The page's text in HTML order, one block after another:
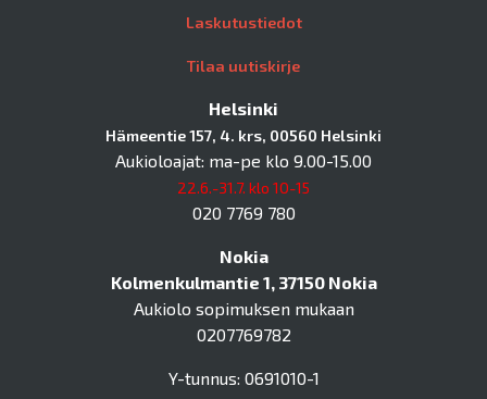
Laskutustiedot
Tilaa uutiskirje
Helsinki
Hämeentie 157, 4. krs, 00560 Helsinki
Aukioloajat: ma-pe klo 9.00-15.00
22.6.-31.7. klo 10-15
020 7769 780
Nokia
Kolmenkulmantie 1, 37150 Nokia
Aukiolo sopimuksen mukaan
0207769782
Y-tunnus: 0691010-1